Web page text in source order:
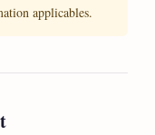
applicables.